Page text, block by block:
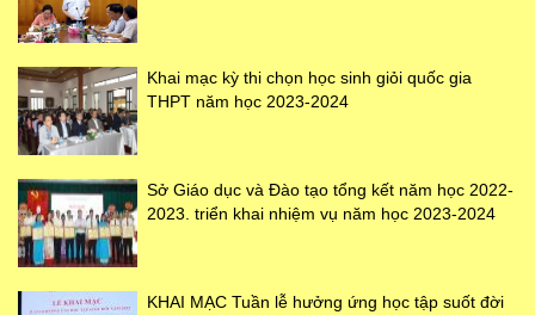
Khai mạc kỳ thi chọn học sinh giỏi quốc gia
THPT năm học 2023-2024
Sở Giáo dục và Đào tạo tổng kết năm học 2022-
2023. triển khai nhiệm vụ năm học 2023-2024
KHAI MẠC Tuần lễ hưởng ứng học tập suốt đời